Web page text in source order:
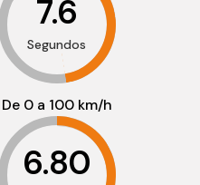
7.6
Segundos
De 0 a 100 km/h
6.80